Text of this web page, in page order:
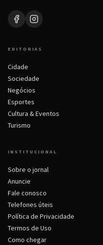
EDITORIAS
Cidade
Sociedade
Negócios
Esportes
Cultura & Eventos
Turismo
INSTITUCIONAL
Sobre o jornal
Anuncie
Fale conosco
Telefones úteis
Política de Privacidade
Termos de Uso
Como chegar